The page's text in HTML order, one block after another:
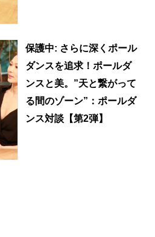
保護中: さらに深くポール
ダンスを追求！ポールダ
ンスと美。”天と繋がって
る間のゾーン”：ポールダ
ンス対談【第2弾】